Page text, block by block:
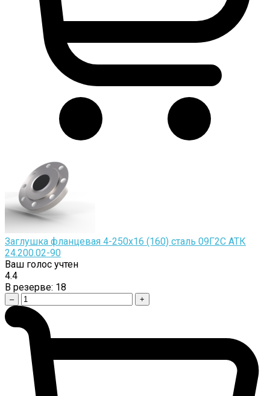
Заглушка фланцевая 4-250х16 (160) сталь 09Г2С АТК
24.200.02-90
Ваш голос учтен
4.4
В резерве: 18
– +